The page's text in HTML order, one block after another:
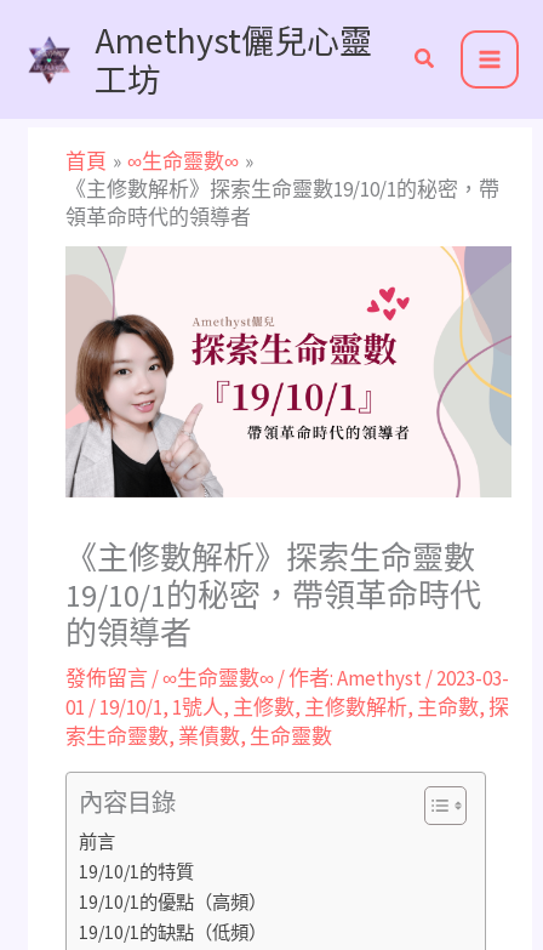
Amethyst儷兒心靈
工坊
首頁
∞生命靈數∞
《主修數解析》探索生命靈數19/10/1的秘密，帶
領革命時代的領導者
《主修數解析》探索生命靈數
19/10/1的秘密，帶領革命時代
的領導者
發佈留言/∞生命靈數∞/ 作者:Amethyst /2023-03-
01 /19/10/1, 1號人, 主修數, 主修數解析, 主命數, 探
索生命靈數, 業債數, 生命靈數
內容目錄
前言
19/10/1的特質
19/10/1的優點（高頻）
19/10/1的缺點（低頻）